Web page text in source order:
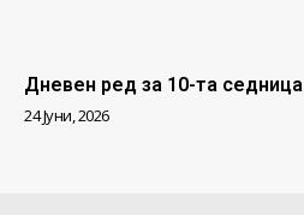
Дневен ред за 10-та седница
24 Јуни, 2026